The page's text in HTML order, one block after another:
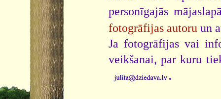
personīgajās
fotogrāfijas autoru un
Ja fotogrāfijas vai
veikšanai, par kuru
.